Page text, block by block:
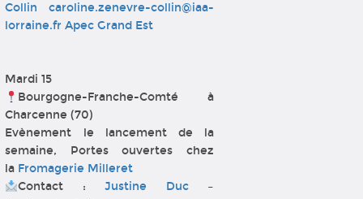
Collin
caroline.zenevre-collin@iaa-
lorraine.fr Apec Grand Est
Mardi 15
Bourgogne-Franche-Comté à
Charcenne (70)
Evènement le lancement de la
semaine, Portes ouvertes chez
la Fromagerie Milleret
Contact :Justine Duc–